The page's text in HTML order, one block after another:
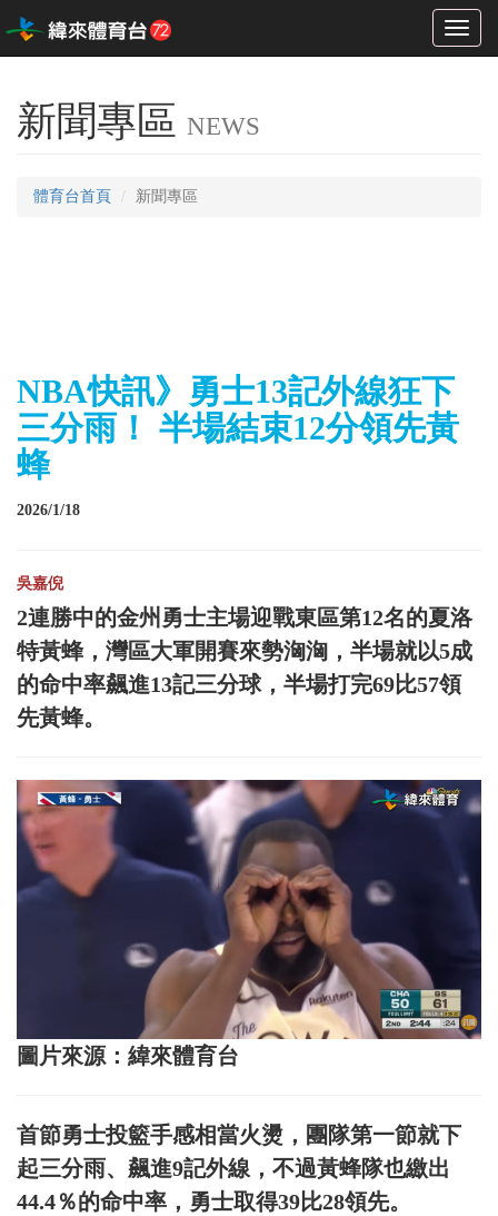
Toggle
新聞專區 NEWS
體育台首頁 新聞專區
NBA快訊》勇士13記外線狂下
三分雨！ 半場結束12分領先黃
蜂
2026/1/18
吳嘉倪
2連勝中的金州勇士主場迎戰東區第12名的夏洛
特黃蜂，灣區大軍開賽來勢洶洶，半場就以5成
的命中率飆進13記三分球，半場打完69比57領
先黃蜂。
圖片來源：緯來體育台
首節勇士投籃手感相當火燙，團隊第一節就下
起三分雨、飆進9記外線，不過黃蜂隊也繳出
44.4％的命中率，勇士取得39比28領先。